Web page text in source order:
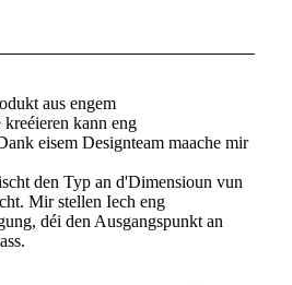
aus engem
kann eng
eisem Designteam maache mir
den Typ an d'Dimensioun vun
Mir stellen Iech eng
déi den Ausgangspunkt an